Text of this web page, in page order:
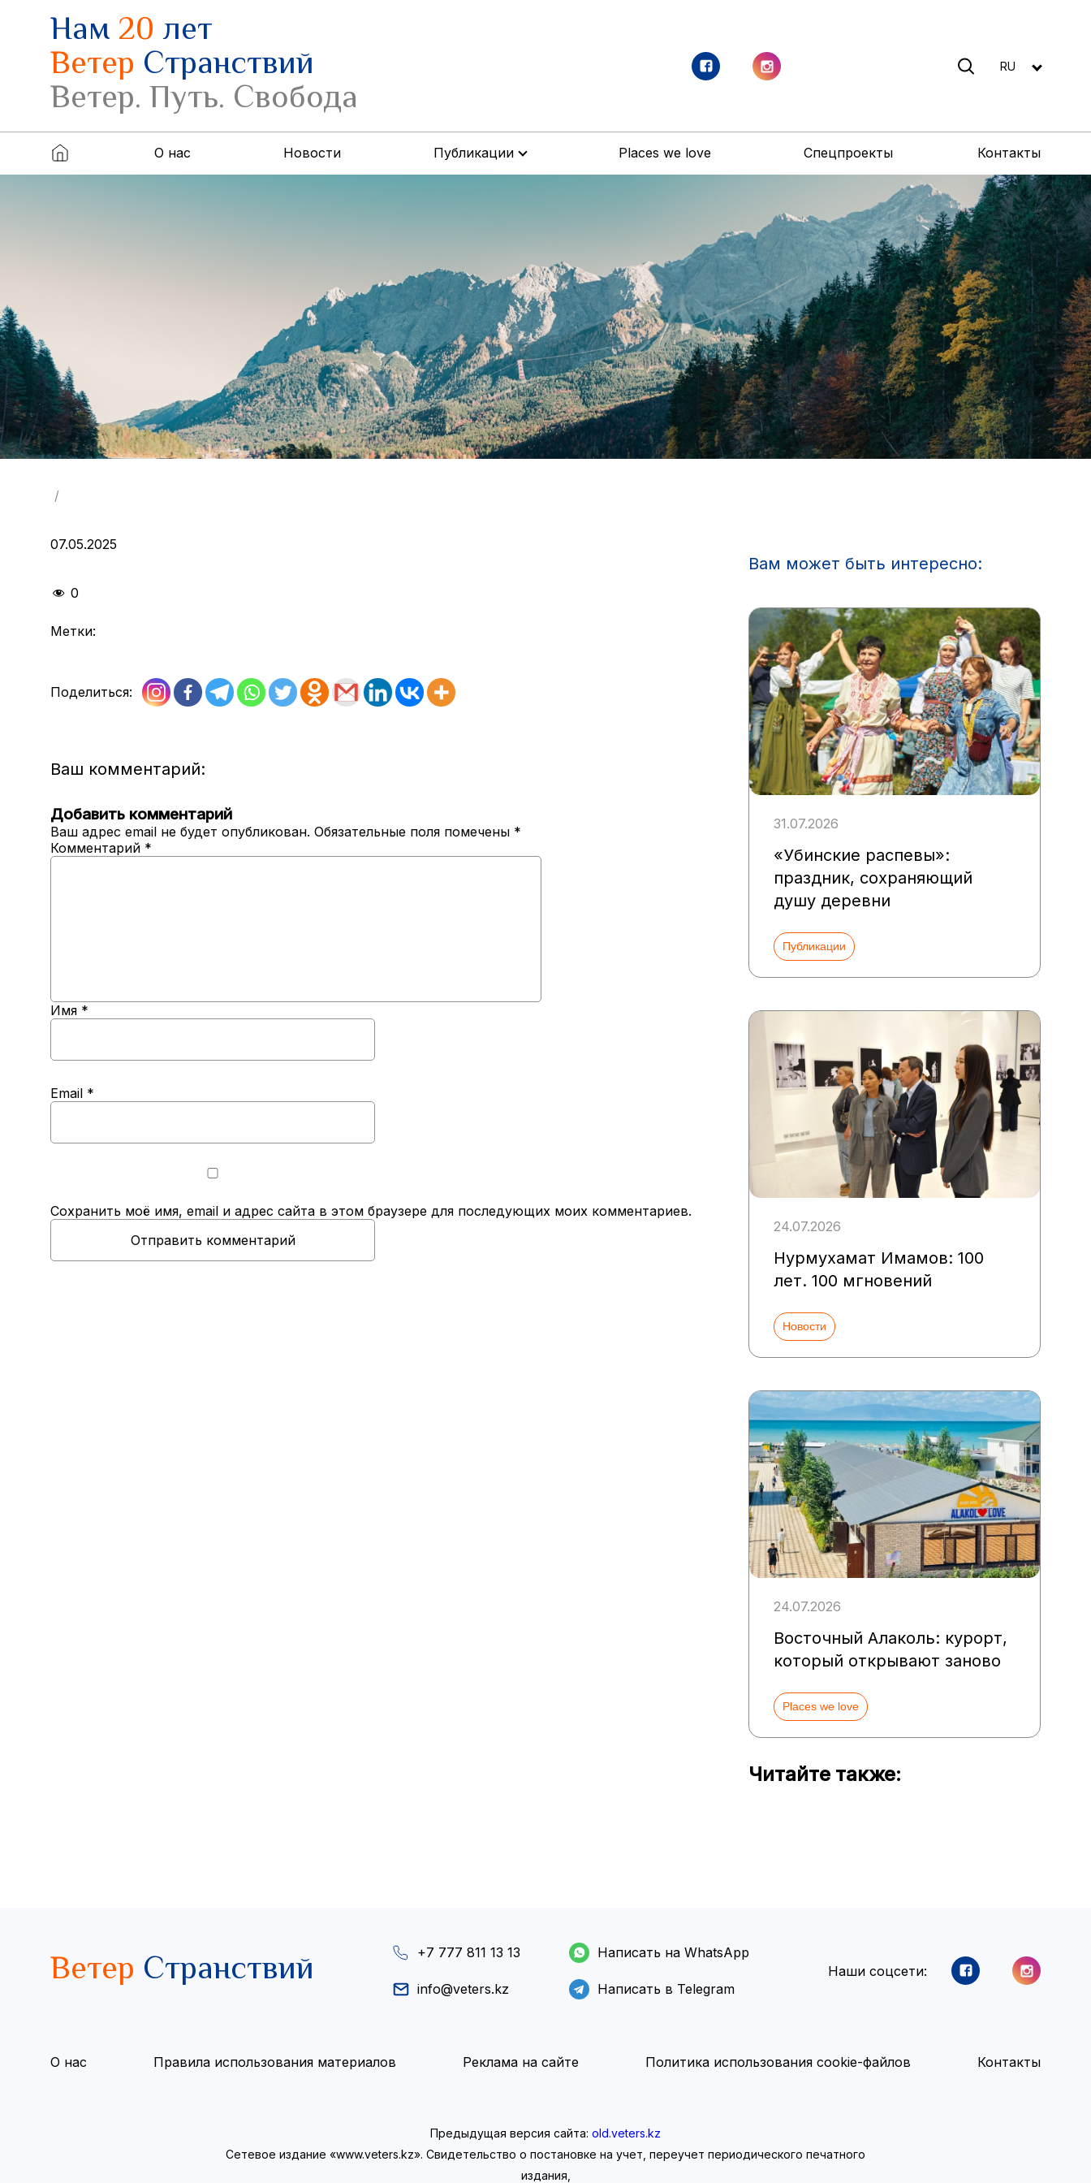
Нам20лет
Ветер Странствий
Ветер. Путь. Свобода
RU
О нас Новости Публикации Places we love Спецпроекты Контакты
/
07.05.2025
0
Метки:
Поделиться:
Ваш комментарий:
Добавить комментарий
Ваш адрес email не будет опубликован. Обязательные поля помечены *
Комментарий *
Имя *
Email *
Сохранить моё имя, email и адрес сайта в этом браузере для последующих моих комментариев.
Вам может быть интересно:
31.07.2026
«Убинские распевы»:
праздник, сохраняющий
душу деревни
Публикации
24.07.2026
Нурмухамат Имамов: 100
лет. 100 мгновений
Новости
24.07.2026
Восточный Алаколь: курорт,
который открывают заново
Places we love
Читайте также:
Ветер Странствий +7 777 811 13 13
info@veters.kz
Написать на WhatsApp
Написать в Telegram
Наши соцсети:
О нас Правила использования материалов Реклама на сайте Политика использования cookie-файлов Контакты
Предыдущая версия сайта: old.veters.kz
Сетевое издание «www.veters.kz». Свидетельство о постановке на учет, переучет периодического печатного
издания,